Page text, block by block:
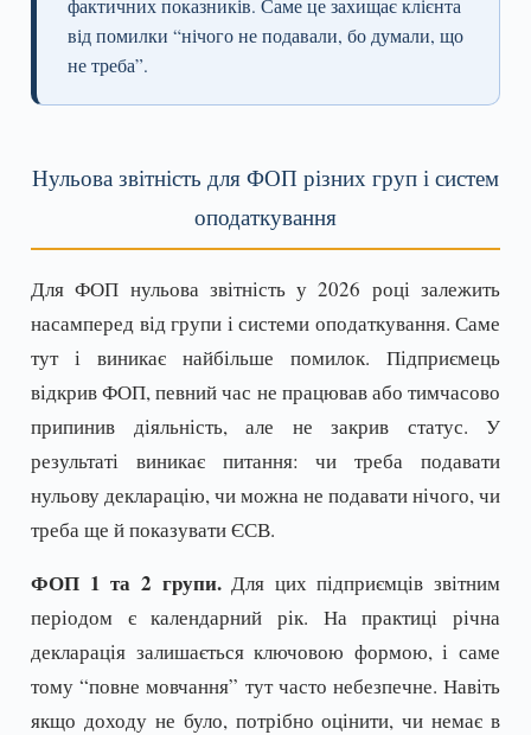
фактичних показників. Саме це захищає клієнта
від помилки “нічого не подавали, бо думали, що
не треба”.
Нульова звітність для ФОП різних груп і систем
оподаткування
Для ФОП нульова звітність у 2026 році залежить
насамперед від групи і системи оподаткування. Саме
тут і виникає найбільше помилок. Підприємець
відкрив ФОП, певний час не працював або тимчасово
припинив діяльність, але не закрив статус. У
результаті виникає питання: чи треба подавати
нульову декларацію, чи можна не подавати нічого, чи
треба ще й показувати ЄСВ.
ФОП 1 та 2 групи.Для цих підприємців звітним
періодом є календарний рік. На практиці річна
декларація залишається ключовою формою, і саме
тому “повне мовчання” тут часто небезпечне. Навіть
якщо доходу не було, потрібно оцінити, чи немає в